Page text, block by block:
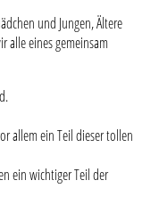
und Jungen, Ältere
alle eines gemeinsam
allem ein Teil dieser tollen
ein wichtiger Teil der